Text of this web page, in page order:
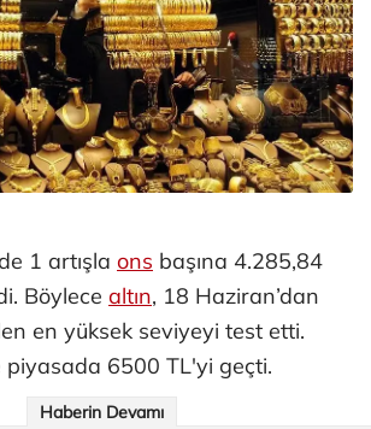
1 artışla ons başına 4.285,84
Böylece altın, 18 Haziran’dan
en yüksek seviyeyi test etti.
piyasada 6500 TL'yi geçti.
Haberin Devamı